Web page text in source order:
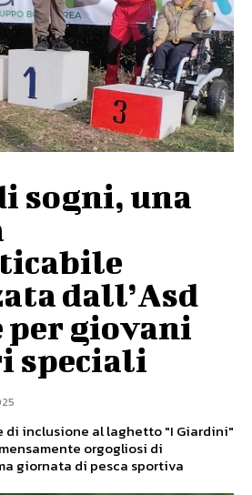
sogni, una
dall’Asd
giovani
speciali
di inclusione al laghetto "I Giardini"
orgogliosi di
giornata di pesca sportiva